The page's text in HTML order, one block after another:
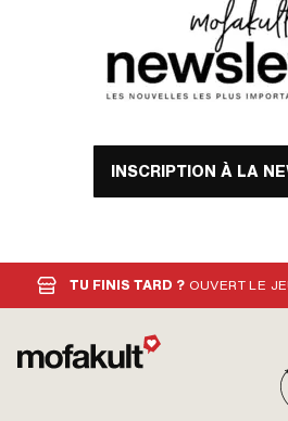
INSCRIPTION À LA
TU FINIS TARD ? OUVERT LE